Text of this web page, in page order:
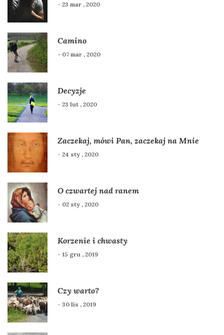
- 23 mar , 2020
Camino
- 07 mar , 2020
Decyzje
- 23 lut , 2020
Zaczekaj, mówi Pan, zaczekaj na Mnie
- 24 sty , 2020
O czwartej nad ranem
- 02 sty , 2020
Korzenie i chwasty
- 15 gru , 2019
Czy warto?
- 30 lis , 2019